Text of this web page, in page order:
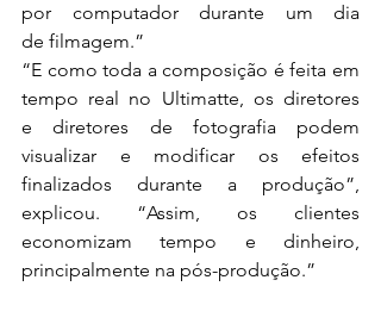
por computador durante um dia
de filmagem.”
“E como toda a composição é feita em
tempo real no Ultimatte, os diretores
e diretores de fotografia podem
visualizar e modificar os efeitos
finalizados durante a produção”,
explicou. “Assim, os clientes
economizam tempo e dinheiro,
principalmente na pós-produção.”